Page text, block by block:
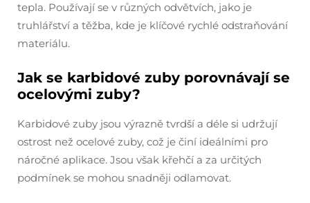
tepla. Používají se v různých odvětvích, jako je
truhlářství a těžba, kde je klíčové rychlé odstraňování
materiálu.
Jak se karbidové zuby porovnávají se
ocelovými zuby?
Karbidové zuby jsou výrazně tvrdší a déle si udržují
ostrost než ocelové zuby, což je činí ideálními pro
náročné aplikace. Jsou však křehčí a za určitých
podmínek se mohou snadněji odlamovat.